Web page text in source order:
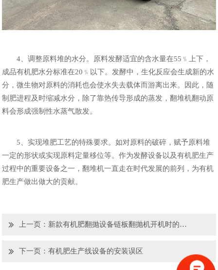
4、调整原料堆的水分。原料发酵适宜的含水量在55﹪上下，
成品有机肥水分标准在20﹪以下。发酵中，生化反应会生成新的水
分，微生物对原料的消耗也会使水失去载体而游离出来。因此，随
制肥进程及时缩减水分，除了靠热传导形成的蒸发，翻堆机翻动原
料会形成强制性水蒸气散发。
5、实现堆肥工艺的特殊要求。如对原料的破碎，赋予原料堆
一定的形状或实现原料定量移位等。作为发酵设备以及有机肥生产
过程中的重要设备之一，翻堆机一直走在时代发展的前列，为有机
肥生产做出做大的贡献。
上一页： 新款有机肥翻抛设备链板翻抛机开机时的注意事项
下一页：有机肥生产线设备的安装误区